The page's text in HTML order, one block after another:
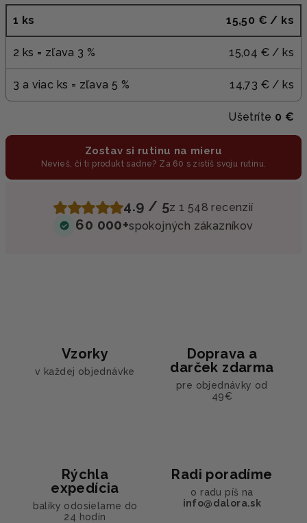
1 ks 15,50 € / ks
2 ks = zľava 3 % 15,04 € / ks
3 a viac ks = zľava 5 % 14,73 € / ks
Ušetríte 0 €
Zostav si rutinu na mieru
Nevieš, či ti produkt sadne? Za 60 s zistíš svoju rutinu.
4.9 / 5z 1 548 recenzií
60 000+spokojných zákazníkov
Vzorky
v každej objednávke
Doprava a
darček zdarma
pre objednávky od
49€
Rýchla
expedícia
balíky odosielame do
24 hodín
Radi poradíme
o radu píš na
info@dalora.sk